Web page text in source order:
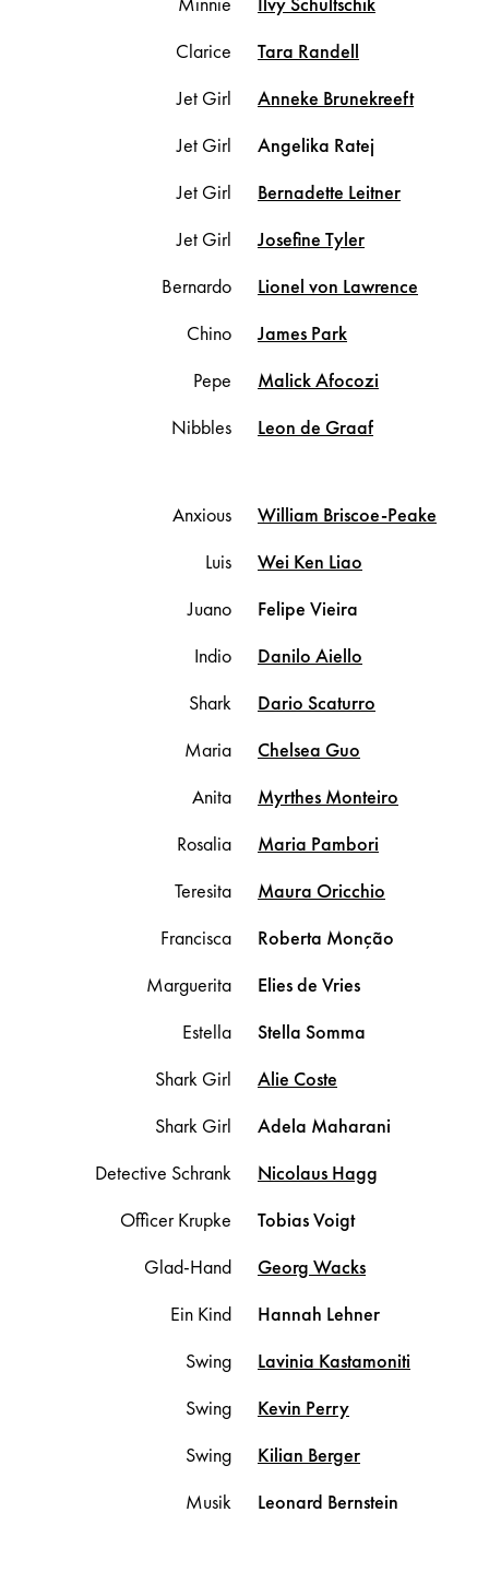
Clarice
Tara Randell
Jet Girl
Anneke Brunekreeft
Jet Girl
Angelika Ratej
Jet Girl
Bernadette Leitner
Jet Girl
Josefine Tyler
Bernardo
Lionel von Lawrence
Chino
James Park
Pepe
MalickAfocozi
Nibbles
Leon de Graaf
Anxious William Briscoe-Peake
Luis
Wei Ken Liao
Juano
Felipe Vieira
Indio
Danilo Aiello
Shark
Dario Scaturro
Maria
Chelsea Guo
Anita
Myrthes Monteiro
Rosalia
Maria Pambori
Teresita
Maura Oricchio
Francisca
Roberta Monção
Marguerita
Eliesde Vries
Estella
Stella Somma
Shark Girl
Alie Coste
Shark Girl
Adela Maharani
Detective Schrank
Nicolaus Hagg
Officer Krupke
TobiasVoigt
Glad-Hand
Georg Wacks
Ein Kind
Hannah Lehner
Swing
Lavinia Kastamoniti
Swing
Kevin Perry
Swing
Kilian Berger
Musik
Leonard Bernstein